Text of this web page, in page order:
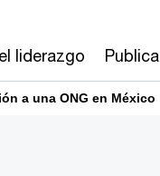
liderazgo
a una ONG en México